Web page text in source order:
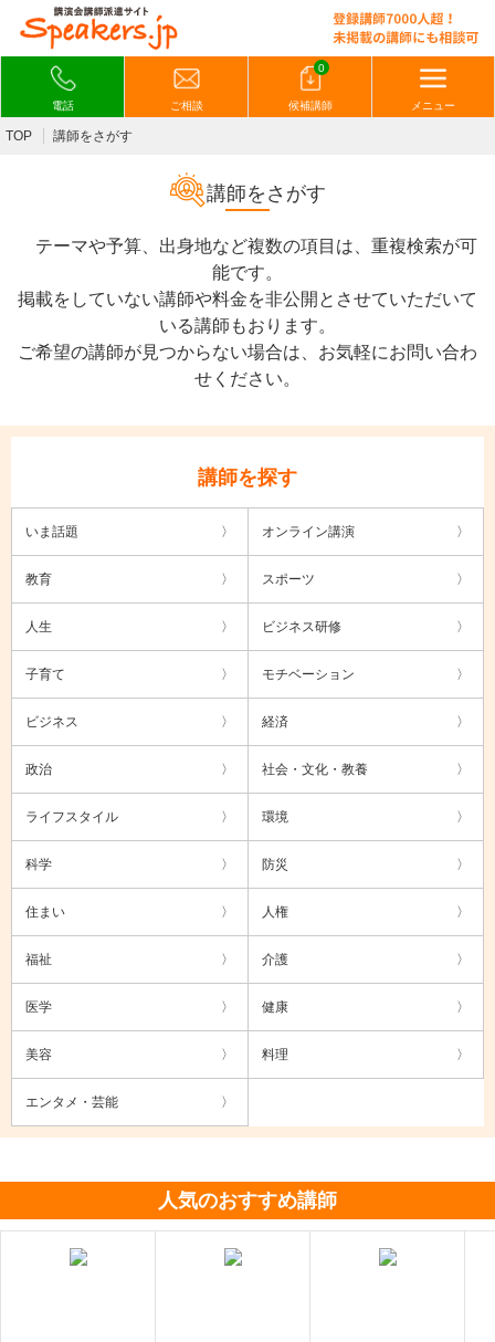
電話 ご相談
0
候補講師 メニュー
TOP 講師をさがす
講師をさがす
テーマや予算、出身地など複数の項目は、重複検索が可
能です。
掲載をしていない講師や料金を非公開とさせていただいて
いる講師もおります。
ご希望の講師が見つからない場合は、お気軽にお問い合わ
せください。
講師を探す
いま話題 オンライン講演
教育 スポーツ
人生 ビジネス研修
子育て モチベーション
ビジネス 経済
政治 社会・文化・教養
ライフスタイル 環境
科学 防災
住まい 人権
福祉 介護
医学 健康
美容 料理
エンタメ・芸能
人気のおすすめ講師